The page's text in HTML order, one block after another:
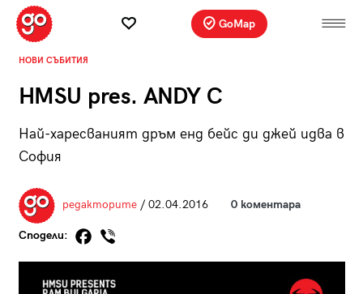
GoMap
НОВИ СЪБИТИЯ
HMSU pres. ANDY C
Най-харесваният дръм енд бейс ди джей идва в
София
редакторите/ 02.04.2016 0 коментара
Сподели: